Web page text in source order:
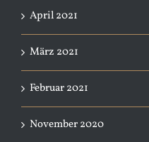
April 2021
März 2021
Februar 2021
November 2020